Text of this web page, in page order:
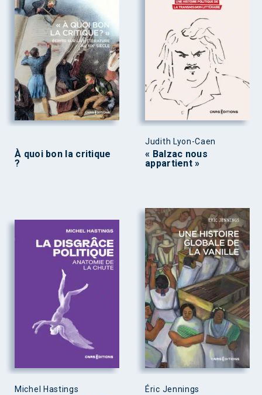
À quoi bon la critique
?
Judith Lyon-Caen
« Balzac nous
appartient »
Michel Hastings Éric Jennings